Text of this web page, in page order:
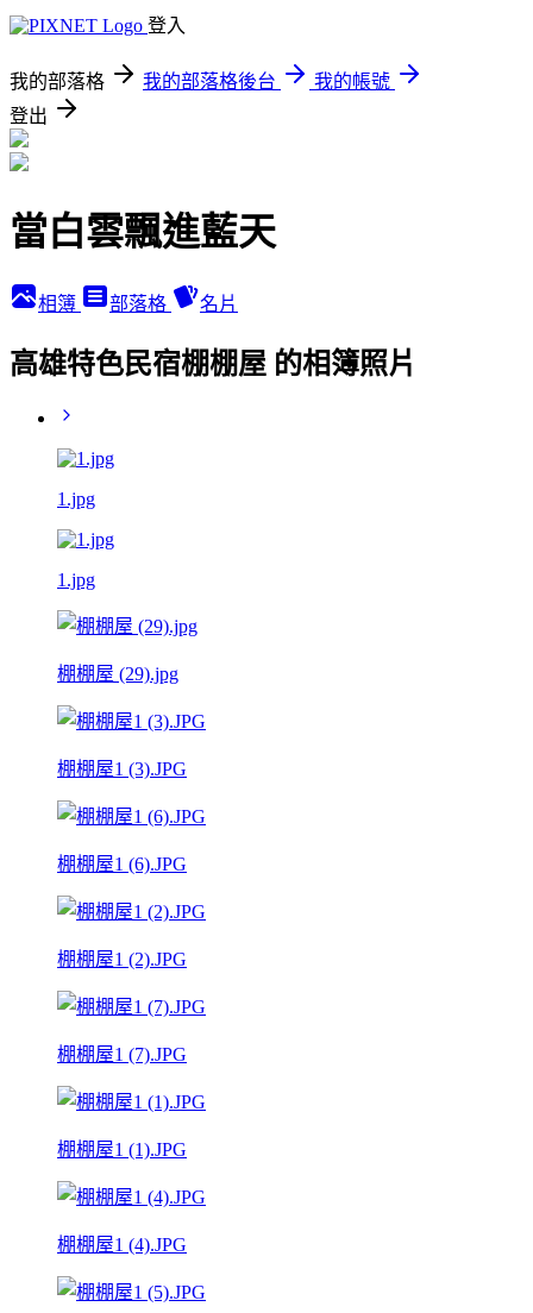
登入
我的部落格 我的部落格後台
我的帳號
登出
當白雲飄進藍天
相簿 部落格 名片
高雄特色民宿棚棚屋 的相簿照片
1.jpg
1.jpg
棚棚屋 (29).jpg
棚棚屋1 (3).JPG
棚棚屋1 (6).JPG
棚棚屋1 (2).JPG
棚棚屋1 (7).JPG
棚棚屋1 (1).JPG
棚棚屋1 (4).JPG